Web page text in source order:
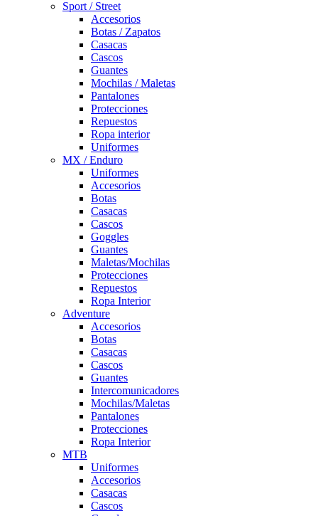
Sport / Street
Accesorios
Botas / Zapatos
Casacas
Cascos
Guantes
Mochilas / Maletas
Pantalones
Protecciones
Repuestos
Ropa interior
Uniformes
MX / Enduro
Uniformes
Accesorios
Botas
Casacas
Cascos
Goggles
Guantes
Maletas/Mochilas
Protecciones
Repuestos
Ropa Interior
Adventure
Accesorios
Botas
Casacas
Cascos
Guantes
Intercomunicadores
Mochilas/Maletas
Pantalones
Protecciones
Ropa Interior
MTB
Uniformes
Accesorios
Casacas
Cascos